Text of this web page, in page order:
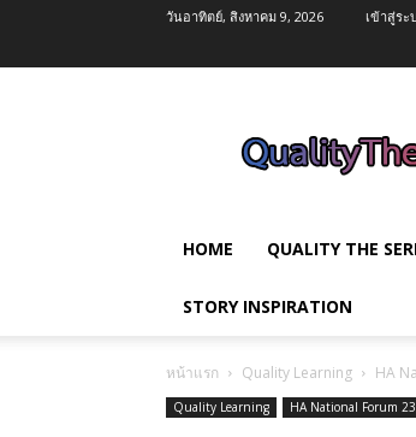
วันอาทิตย์, สิงหาคม 9, 2026 เข้าสู่ระ
HOME QUALITY THE
STORY INSPIRATION
หน้าแรก Quality Learning HA
Quality Learning HA National Forum 23